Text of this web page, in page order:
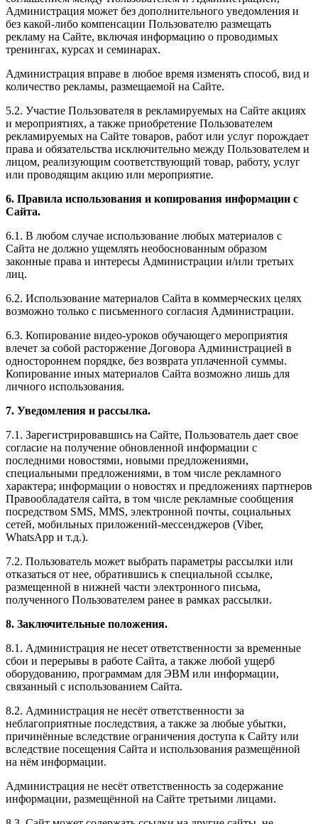
Администрация может без дополнительного уведомления и
без какой-либо компенсации Пользователю размещать
рекламу на Сайте, включая информацию о проводимых
тренингах, курсах и семинарах.
Администрация вправе в любое время изменять способ, вид и
количество рекламы, размещаемой на Сайте.
5.2. Участие Пользователя в рекламируемых на Сайте акциях
и мероприятиях, а также приобретение Пользователем
рекламируемых на Сайте товаров, работ или услуг порождает
права и обязательства исключительно между Пользователем и
лицом, реализующим соответствующий товар, работу, услуг
или проводящим акцию или мероприятие.
6. Правила использования и копирования информации с
Сайта.
6.1. В любом случае использование любых материалов с
Сайта не должно ущемлять необоснованным образом
законные права и интересы Администрации и/или третьих
лиц.
6.2. Использование материалов Сайта в коммерческих целях
возможно только с письменного согласия Администрации.
6.3. Копирование видео-уроков обучающего мероприятия
влечет за собой расторжение Договора Администрацией в
одностороннем порядке, без возврата уплаченной суммы.
Копирование иных материалов Сайта возможно лишь для
личного использования.
7. Уведомления и рассылка.
7.1. Зарегистрировавшись на Сайте, Пользователь дает свое
согласие на получение обновленной информации с
последними новостями, новыми предложениями,
специальными предложениями, в том числе рекламного
характера; информации о новостях и предложениях партнеров
Правообладателя сайта, в том числе рекламные сообщения
посредством SMS, MMS, электронной почты, социальных
сетей, мобильных приложений-мессенджеров (Viber,
WhatsApp и т.д.).
7.2. Пользователь может выбрать параметры рассылки или
отказаться от нее, обратившись к специальной ссылке,
размещенной в нижней части электронного письма,
полученного Пользователем ранее в рамках рассылки.
8. Заключительные положения.
8.1. Администрация не несет ответственности за временные
сбои и перерывы в работе Сайта, а также любой ущерб
оборудованию, программам для ЭВМ или информации,
связанный с использованием Сайта.
8.2. Администрация не несёт ответственности за
неблагоприятные последствия, а также за любые убытки,
причинённые вследствие ограничения доступа к Сайту или
вследствие посещения Сайта и использования размещённой
на нём информации.
Администрация не несёт ответственность за содержание
информации, размещённой на Сайте третьими лицами.